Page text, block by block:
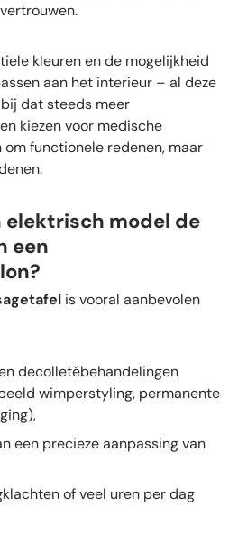
kleuren en de mogelijkheid
aan het interieur – al deze
dat steeds meer
kiezen voor medische
functionele redenen, maar
elektrisch model de
een
is vooral aanbevolen
decolletébehandelingen
wimperstyling, permanente
een precieze aanpassing van
of veel uren per dag